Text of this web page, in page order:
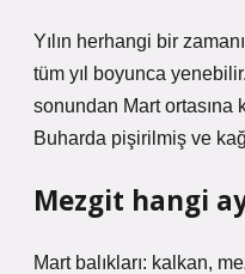
Yılın herhangi bir
tüm yıl boyunca
sonundan Mart ortasına
Buharda pişirilmiş ve
Mezgit hangi
Mart balıkları: kalkan,